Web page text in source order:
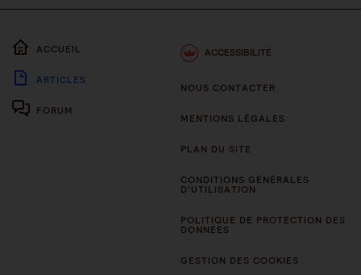
ACCUEIL
ARTICLES
FORUM
ACCESSIBILITÉ
NOUS CONTACTER
MENTIONS LÉGALES
PLAN DU SITE
CONDITIONS GÉNÉRALES
D’UTILISATION
POLITIQUE DE PROTECTION DES
DONNÉES
GESTION DES COOKIES